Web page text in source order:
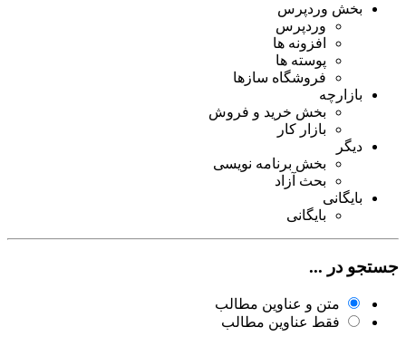
بخش وردپرس
وردپرس
افزونه ها
پوسته ها
فروشگاه سازها
بازارچه
بخش خرید و فروش
بازار کار
دیگر
بخش برنامه نویسی
بحث آزاد
بایگانی
بایگانی
جستجو در ...
متن و عناوین مطالب
فقط عناوین مطالب